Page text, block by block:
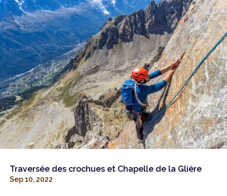
Traversée des crochues et Chapelle de la Glière
Sep 10, 2022